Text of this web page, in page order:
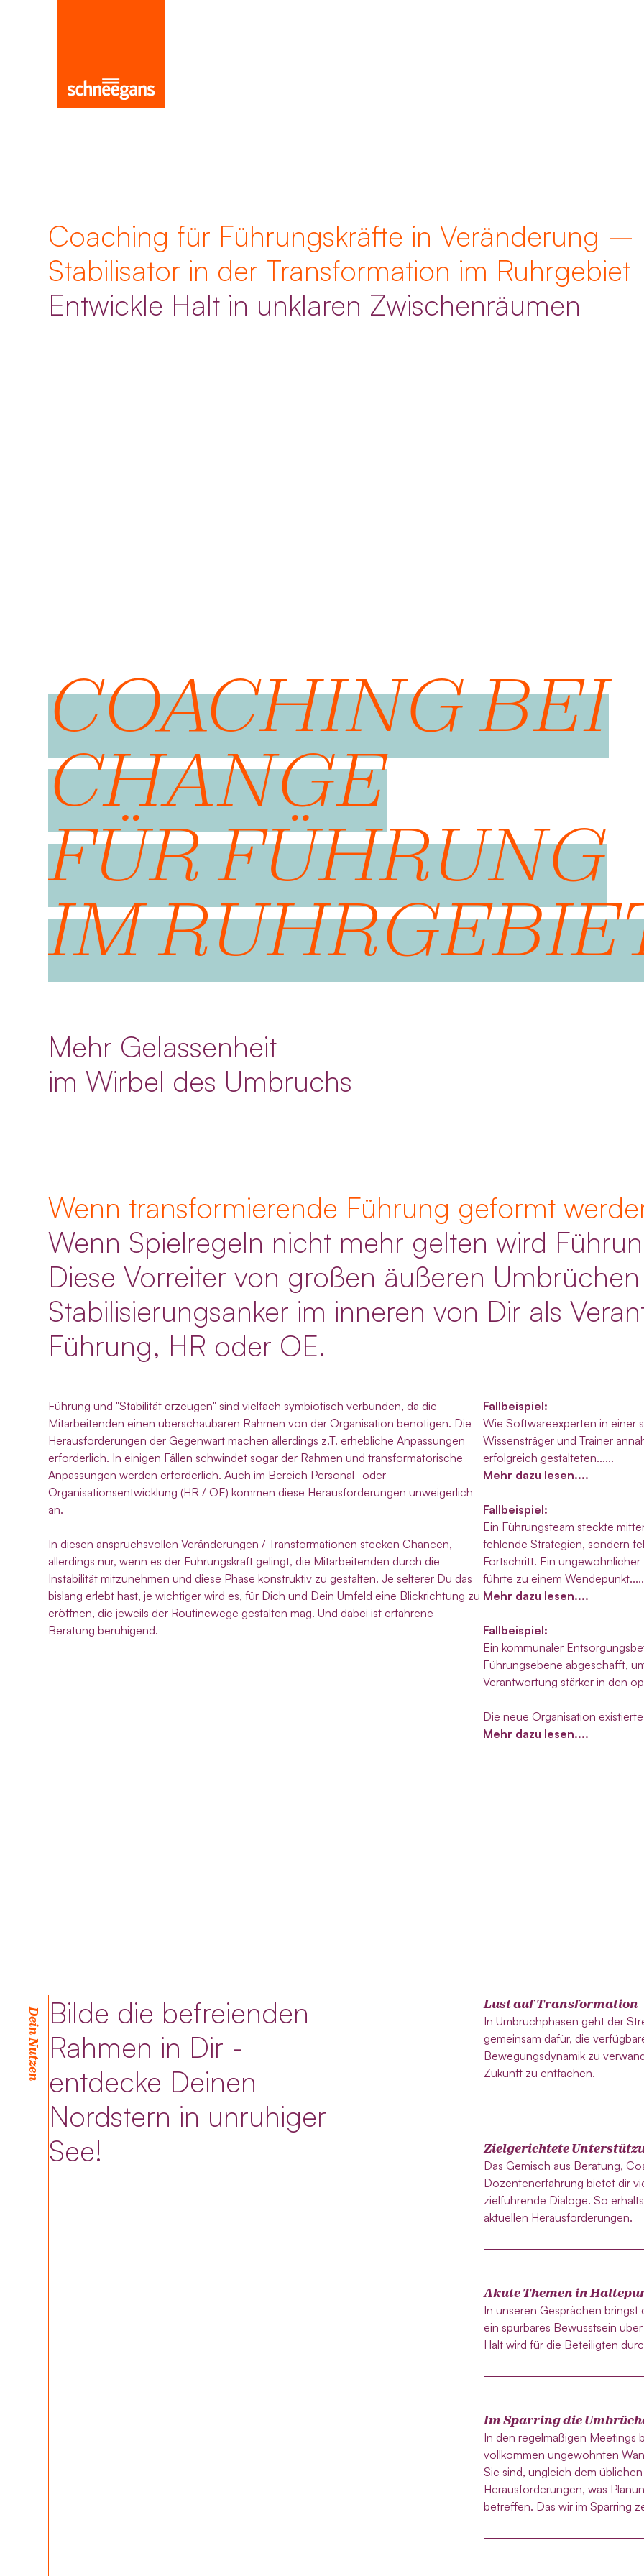
Coaching für Führungskräfte in Veränderung –
Stabilisator in der Transformation im Ruhrgebiet
Entwickle Halt in unklaren Zwischenräumen
COACHING BEI
CHANGE
FÜR FÜHRUNG
IM
Mehr Gelassenheit
im Wirbel des Umbruchs
Wenn transformierende Führung geformt
Wenn Spielregeln nicht mehr gelten wird
Diese Vorreiter von großen äußeren
Stabilisierungsanker im inneren von Dir als
Führung, HR oder OE.
Führung und "Stabilität erzeugen" sind vielfach symbiotisch verbunden, da die
Mitarbeitenden einen überschaubaren Rahmen von der Organisation benötigen. Die
Herausforderungen der Gegenwart machen allerdings z.T. erhebliche Anpassungen
erforderlich. In einigen Fällen schwindet sogar der Rahmen und transformatorische
Anpassungen werden erforderlich. Auch im Bereich Personal- oder
Organisationsentwicklung (HR / OE) kommen diese Herausforderungen unweigerlich
an.
In diesen anspruchsvollen Veränderungen / Transformationen stecken Chancen,
allerdings nur, wenn es der Führungskraft gelingt, die Mitarbeitenden durch die
Instabilität mitzunehmen und diese Phase konstruktiv zu gestalten. Je selterer Du das
bislang erlebt hast, je wichtiger wird es, für Dich und Dein Umfeld eine Blickrichtung zu
eröffnen, die jeweils der Routinewege gestalten mag. Und dabei ist erfahrene
Beratung beruhigend.
Fallbeispiel:
Wie Softwareexperten in einer
Wissensträger und Trainer
erfolgreich gestalteten......
Mehr dazu lesen....
Fallbeispiel:
Ein Führungsteam steckte
fehlende Strategien, sondern
Fortschritt. Ein
führte zu einem
Mehr dazu lesen....
Fallbeispiel:
Ein kommunaler
Führungsebene abgeschafft,
Verantwortung stärker in den
Die neue Organisation
Mehr dazu lesen....
Dein Nutzen Bilde die befreienden
Rahmen in Dir -
entdecke Deinen
Nordstern in unruhiger
See!
Lust auf Transformation
In Umbruchphasen geht der
gemeinsam dafür, die
Bewegungsdynamik zu
Zukunft zu entfachen.
Zielgerichtete
Das Gemisch aus Beratung,
Dozentenerfahrung bietet dir
zielführende Dialoge. So
aktuellen Herausforderungen.
Akute Themen in
In unseren Gesprächen
ein spürbares Bewusstsein
Halt wird für die Beteiligten
Im Sparring die
In den regelmäßigen Meetings
vollkommen ungewohnten
Sie sind, ungleich dem
Herausforderungen, was
betreffen. Das wir im Sparring